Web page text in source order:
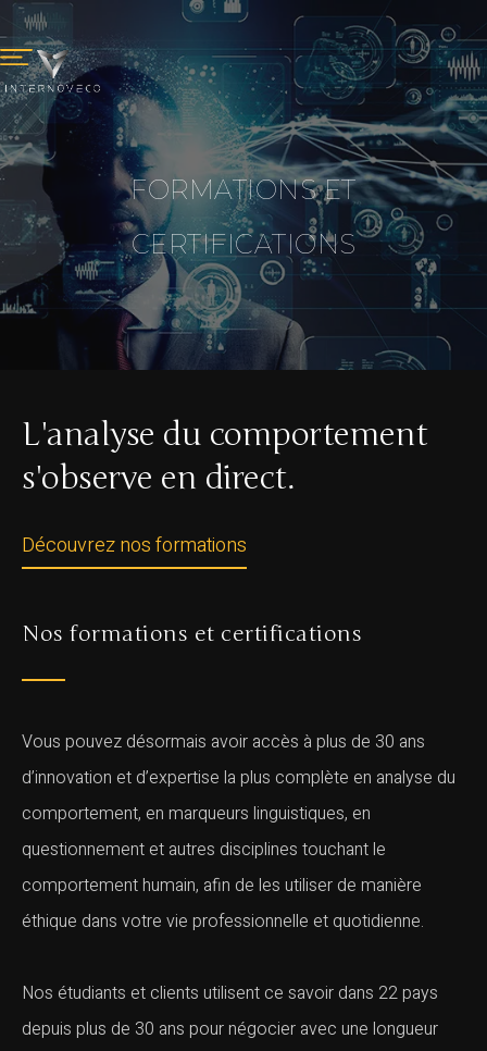
FORMATIONS ET
CERTIFICATIONS
L'analyse du comportement
s'observe en direct.
Découvrez nos formations
Nos formations et certifications
Vous pouvez désormais avoir accès à plus de 30 ans
d’innovation et d’expertise la plus complète en analyse du
comportement, en marqueurs linguistiques, en
questionnement et autres disciplines touchant le
comportement humain, afin de les utiliser de manière
éthique dans votre vie professionnelle et quotidienne.
Nos étudiants et clients utilisent ce savoir dans 22 pays
depuis plus de 30 ans pour négocier avec une longueur